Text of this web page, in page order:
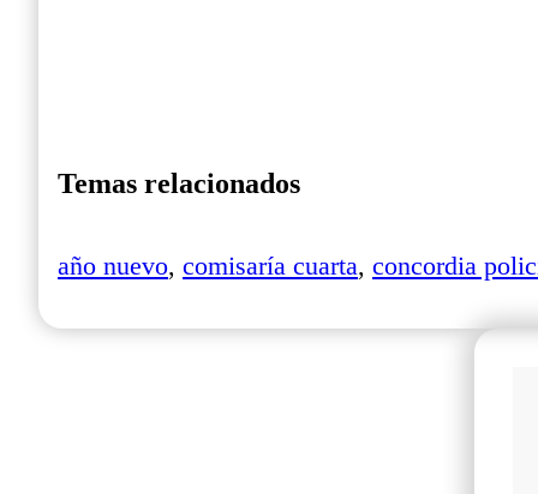
Temas relacionados
año nuevo, comisaría cuarta, concordia